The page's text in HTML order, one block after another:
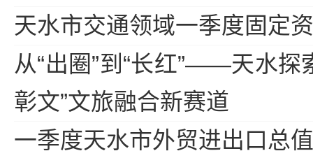
天水市交通领域一季度固定
从“出圈”到“长红”——天水探
彰文”文旅融合新赛道
一季度天水市外贸进出口总